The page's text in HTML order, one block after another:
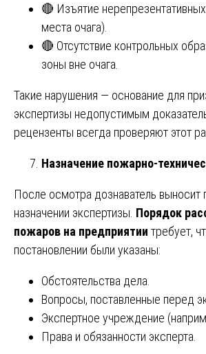
🔴 Изъятие
места очага).
🔴 Отсутствие контрольных
зоны вне очага.
Такие нарушения — основание для
экспертизы недопустимым
рецензенты всегда проверяют этот
Назначение пожарно-
После осмотра дознаватель выносит
назначении экспертизы. Порядок
пожаров на предприятии требует,
постановлении были указаны:
Обстоятельства дела.
Вопросы, поставленные перед
Экспертное учреждение
Права и обязанности эксперта.